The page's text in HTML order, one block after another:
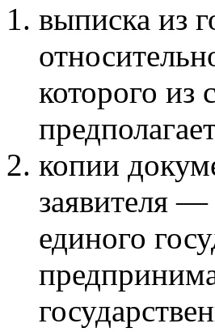
выписка из
которого из
копии
заявителя
единого